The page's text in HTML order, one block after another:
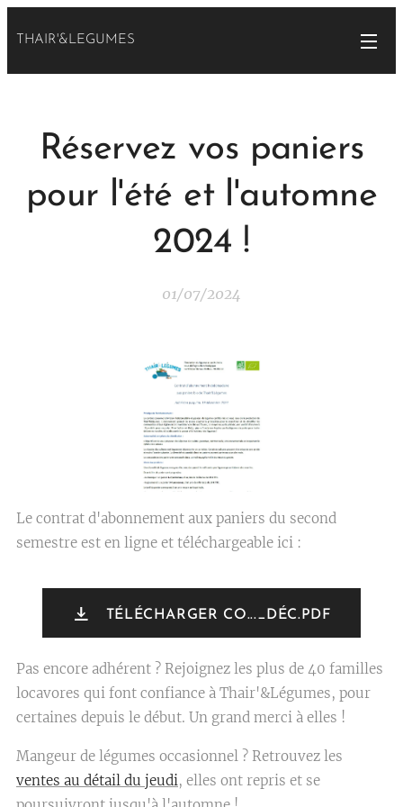
THAIR'&LEGUMES
Réservez vos paniers
pour l'été et l'automne
2024 !
01/07/2024
Le contrat d'abonnement aux paniers du second
semestre est en ligne et téléchargeable ici :
TÉLÉCHARGER CO..._DÉC.PDF
Pas encore adhérent ? Rejoignez les plus de 40 familles
locavores qui font confiance à Thair'&Légumes, pour
certaines depuis le début. Un grand merci à elles !
Mangeur de légumes occasionnel ? Retrouvez les
ventes au détail du jeudi, elles ont repris et se